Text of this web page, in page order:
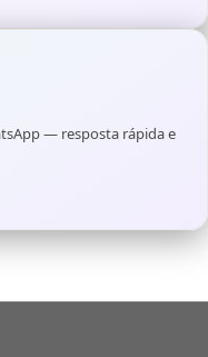
— resposta rápida e